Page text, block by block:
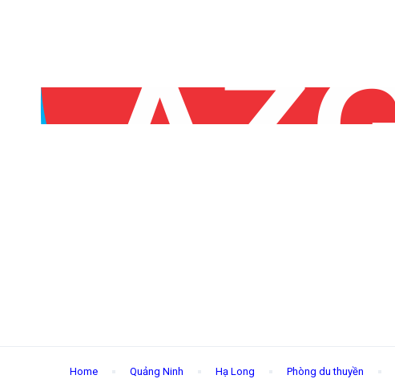
Home Quảng Ninh Hạ Long Phòng du thuyền